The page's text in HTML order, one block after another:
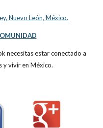
Nuevo León, México.
necesitas estar conectado a
y vivir en México.